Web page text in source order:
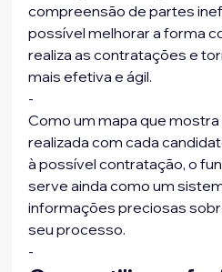
compreensão de partes
possível melhorar a forma
realiza as contratações e
mais efetiva e ágil.
-
Como um mapa que
realizada com cada
à possível contratação, o
serve ainda como um
informações preciosas
seu processo.
-